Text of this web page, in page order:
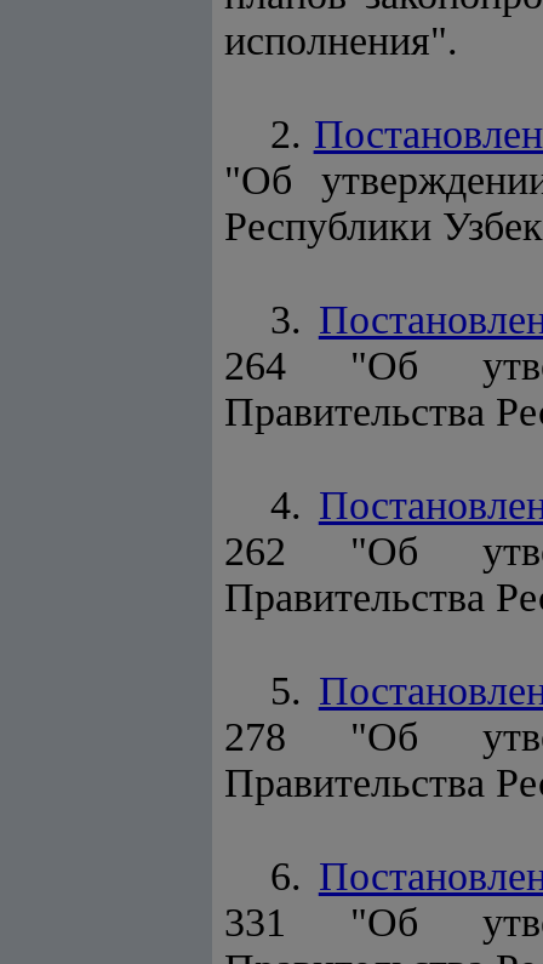
исполнения".
2.
"Об
Республики
3.
264 "Об
Правительства
4.
262 "Об
Правительства
5.
278 "Об
Правительства
6.
331 "Об